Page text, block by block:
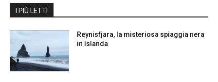
I PIÙ LETTI
Reynisfjara, la misteriosa spiaggia nera
in Islanda